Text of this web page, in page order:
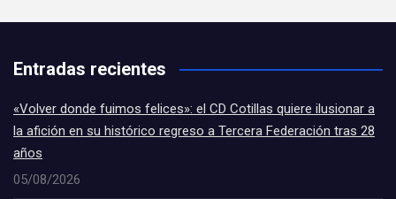
Entradas recientes
«Volver donde fuimos felices»: el CD Cotillas quiere ilusionar a
la afición en su histórico regreso a Tercera Federación tras 28
años
05/08/2026